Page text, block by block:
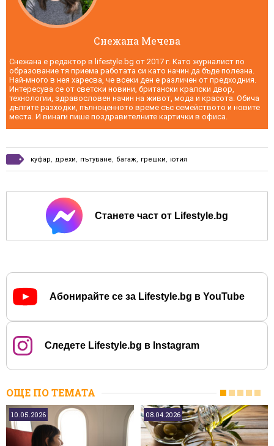
Снежана Мечева
Снежана е редактор в lifestyle.bg от 2017 г. Като журналист по
образование тя приема работата си като начин да бъде полезна.
Най-много в нея харесва, че всеки ден е различен от предходния.
Интересува се от светски новини, британски кралски двор,
технологии, здравословен начин на живот, мода и красота. Обича
дългите разходки, пълноценното време със семейството и новите
места. И винаги пише поздравителните картички в офиса.
куфар, дрехи, пътуване, багаж, грешки, ютия
Станете част от Lifestyle.bg
Абонирайте се за Lifestyle.bg в YouTube
Следете Lifestyle.bg в Instagram
ОЩЕ ПО ТЕМАТА
10.05.2026 08.04.2026